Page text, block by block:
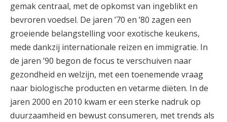
gemak centraal, met de opkomst van ingeblikt en
bevroren voedsel. De jaren ’70 en ’80 zagen een
groeiende belangstelling voor exotische keukens,
mede dankzij internationale reizen en immigratie. In
de jaren ’90 begon de focus te verschuiven naar
gezondheid en welzijn, met een toenemende vraag
naar biologische producten en vetarme diëten. In de
jaren 2000 en 2010 kwam er een sterke nadruk op
duurzaamheid en bewust consumeren, met trends als